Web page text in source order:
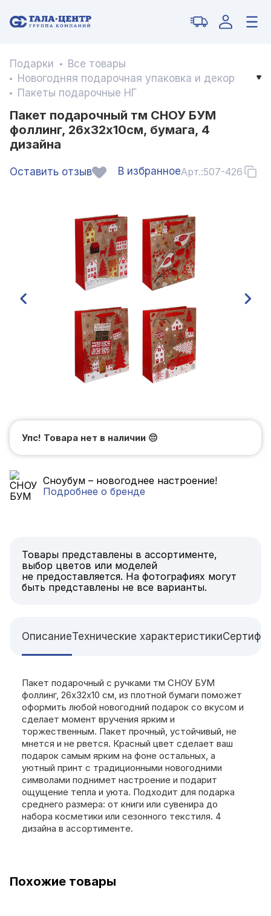
Подарки
Все товары
Новогодняя подарочная упаковка и декор
Пакеты подарочные НГ
Пакет подарочный тм СНОУ БУМ
фоллинг, 26x32x10см, бумага, 4
дизайна
Оставить отзыв В избранноеАрт.:507-426
Упс! Товара нет в наличии 😔
Сноубум – новогоднее настроение!
Подробнее о бренде
Товары представлены в ассортименте,
выбор цветов или моделей
не предоставляется. На фотографиях могут
быть представлены не все варианты.
ОписаниеТехнические характеристики
Пакет подарочный с ручками тм СНОУ БУМ
фоллинг, 26x32x10 см, из плотной бумаги поможет
оформить любой новогодний подарок со вкусом и
сделает момент вручения ярким и
торжественным. Пакет прочный, устойчивый, не
мнется и не рвется. Красный цвет сделает ваш
подарок самым ярким на фоне остальных, а
уютный принт с традиционными новогодними
символами поднимет настроение и подарит
ощущение тепла и уюта. Подходит для подарка
среднего размера: от книги или сувенира до
набора косметики или сезонного текстиля. 4
дизайна в ассортименте.
Похожие товары